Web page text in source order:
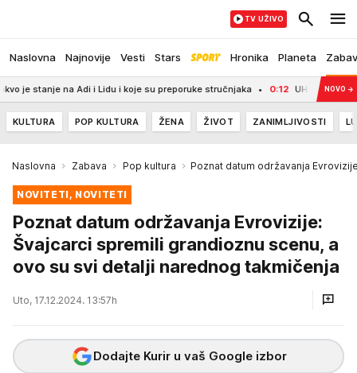
Naslovna Najnovije Vesti Stars Hronika Planeta
TV UŽIVO
na Adi i Lidu i koje su preporuke stručnjaka 0:12 UHAPŠENA TRI NOVO →
KULTURA POP KULTURA ŽENA ŽIVOT ZANIMLJIVOSTI
Naslovna Zabava Pop kultura Poznat datum održavanja
NOVITETI, NOVITETI
Poznat datum održavanja Evrovizije:
Švajcarci spremili grandioznu scenu, a
ovo su svi detalji narednog takmičenja
Uto, 17.12.2024. 13:57h
Dodajte Kurir u vaš Google izbor